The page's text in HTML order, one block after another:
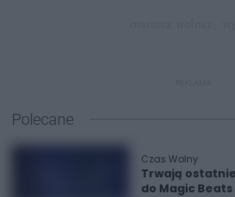
Polecane
Czas Wolny
Trwają
do Magic